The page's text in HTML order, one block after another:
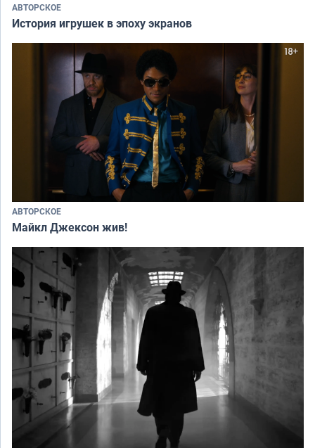
АВТОРСКОЕ
История игрушек в эпоху экранов
АВТОРСКОЕ
Майкл Джексон жив!